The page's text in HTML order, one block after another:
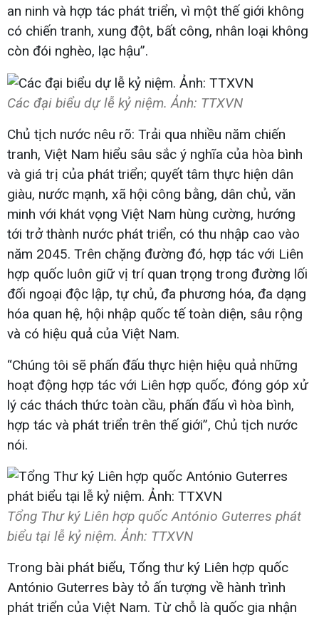
an ninh và hợp tác phát triển, vì một thế giới không
có chiến tranh, xung đột, bất công, nhân loại không
còn đói nghèo, lạc hậu”.
Các đại biểu dự lễ kỷ niệm. Ảnh: TTXVN
Chủ tịch nước nêu rõ: Trải qua nhiều năm chiến
tranh, Việt Nam hiểu sâu sắc ý nghĩa của hòa bình
và giá trị của phát triển; quyết tâm thực hiện dân
giàu, nước mạnh, xã hội công bằng, dân chủ, văn
minh với khát vọng Việt Nam hùng cường, hướng
tới trở thành nước phát triển, có thu nhập cao vào
năm 2045. Trên chặng đường đó, hợp tác với Liên
hợp quốc luôn giữ vị trí quan trọng trong đường lối
đối ngoại độc lập, tự chủ, đa phương hóa, đa dạng
hóa quan hệ, hội nhập quốc tế toàn diện, sâu rộng
và có hiệu quả của Việt Nam.
“Chúng tôi sẽ phấn đấu thực hiện hiệu quả những
hoạt động hợp tác với Liên hợp quốc, đóng góp xử
lý các thách thức toàn cầu, phấn đấu vì hòa bình,
hợp tác và phát triển trên thế giới”, Chủ tịch nước
nói.
Tổng Thư ký Liên hợp quốc António Guterres phát
biểu tại lễ kỷ niệm. Ảnh: TTXVN
Trong bài phát biểu, Tổng thư ký Liên hợp quốc
António Guterres bày tỏ ấn tượng về hành trình
phát triển của Việt Nam. Từ chỗ là quốc gia nhận